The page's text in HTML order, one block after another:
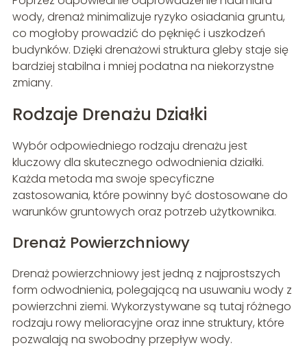
wody, drenaż minimalizuje ryzyko osiadania gruntu,
co mogłoby prowadzić do pęknięć i uszkodzeń
budynków. Dzięki drenażowi struktura gleby staje się
bardziej stabilna i mniej podatna na niekorzystne
zmiany.
Rodzaje Drenażu Działki
Wybór odpowiedniego rodzaju drenażu jest
kluczowy dla skutecznego odwodnienia działki.
Każda metoda ma swoje specyficzne
zastosowania, które powinny być dostosowane do
warunków gruntowych oraz potrzeb użytkownika.
Drenaż Powierzchniowy
Drenaż powierzchniowy jest jedną z najprostszych
form odwodnienia, polegającą na usuwaniu wody z
powierzchni ziemi. Wykorzystywane są tutaj różnego
rodzaju rowy melioracyjne oraz inne struktury, które
pozwalają na swobodny przepływ wody.